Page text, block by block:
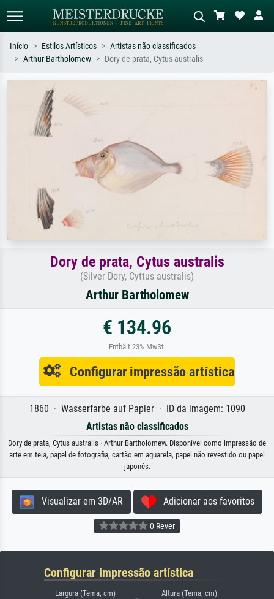
Pesquise por artista, título ou estilo –
ex: Monet, Noite Estrelada,
impressionismo, onda de Hokusai, nu.
Descreva a cena – ex: prado verde,
Início Estilos Artísticos
Artistas não classificados
Arthur Bartholomew
Dory de prata, Cytus australis
Dory de prata, Cytus australis
(Silver Dory, Cyttus australis)
Arthur Bartholomew
€ 134.96
Enthält 23% MwSt.
Configurar impressão artística
1860 · Wasserfarbe auf Papier · ID da imagem: 1090
Artistas não classificados
Dory de prata, Cytus australis · Arthur Bartholomew. Disponível como impressão de
arte em tela, papel de fotografia, cartão em aguarela, papel não revestido ou papel
japonês.
Visualizar em 3D/AR Adicionar aos favoritos
0 Rever
Configurar impressão artística
Largura (Tema, cm) Altura (Tema, cm)